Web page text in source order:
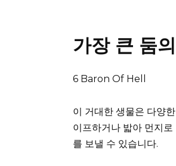
가장 큰 둠
6 Baron Of Hell
이 거대한 생물은 다양
이프하거나 밟아 먼지로
를 보낼 수 있습니다.